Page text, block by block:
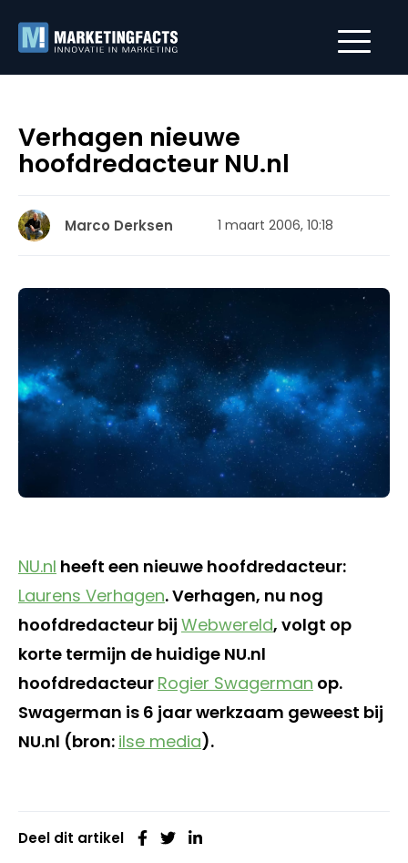
Verhagen nieuwe
hoofdredacteur NU.nl
Marco Derksen 1 maart 2006, 10:18
NU.nl heeft een nieuwe hoofdredacteur:
Laurens Verhagen. Verhagen, nu nog
hoofdredacteur bij Webwereld, volgt op
korte termijn de huidige NU.nl
hoofdredacteur Rogier Swagerman op.
Swagerman is 6 jaar werkzaam geweest bij
NU.nl (bron: ilse media).
Deel dit artikel